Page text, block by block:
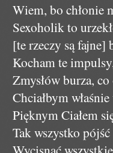
Wiem, bo chłonie
Sexoholik to
[te rzeczy są
Kocham te
Zmysłów burza,
Chciałbym właśnie
Pięknym Ciałem
Tak wszystko pójść